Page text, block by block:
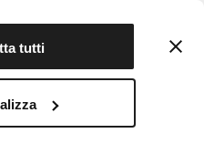
tutti
CIBO AUTENTICO